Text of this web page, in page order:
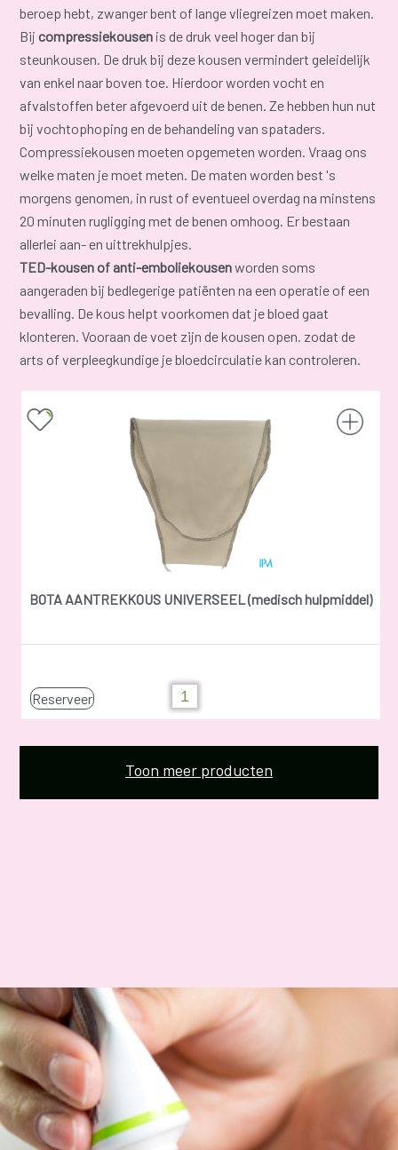
beroep hebt, zwanger bent of lange vliegreizen moet maken.
Bij compressiekousen is de druk veel hoger dan bij
steunkousen. De druk bij deze kousen vermindert geleidelijk
van enkel naar boven toe. Hierdoor worden vocht en
afvalstoffen beter afgevoerd uit de benen. Ze hebben hun nut
bij vochtophoping en de behandeling van spataders.
Compressiekousen moeten opgemeten worden. Vraag ons
welke maten je moet meten. De maten worden best 's
morgens genomen, in rust of eventueel overdag na minstens
20 minuten rugligging met de benen omhoog. Er bestaan
allerlei aan- en uittrekhulpjes.
TED-kousen of anti-emboliekousenworden soms
aangeraden bij bedlegerige patiënten na een operatie of een
bevalling. De kous helpt voorkomen dat je bloed gaat
klonteren. Vooraan de voet zijn de kousen open. zodat de
arts of verpleegkundige je bloedcirculatie kan controleren.
BOTA AANTREKKOUS UNIVERSEEL (medisch hulpmiddel)
Reserveer
Toon meer producten